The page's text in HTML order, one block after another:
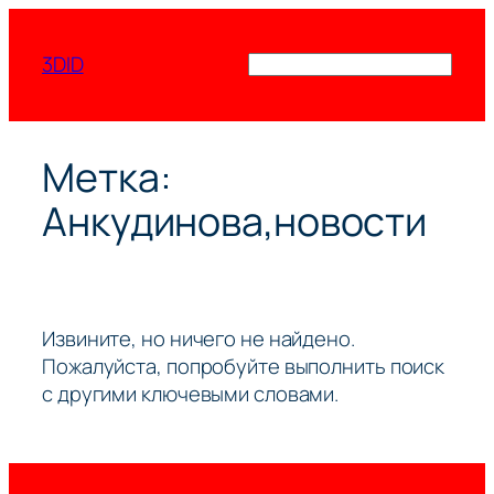
содержимому
3DID
Метка:
Анкудинова,новости
Извините, но ничего не найдено.
Пожалуйста, попробуйте выполнить поиск
с другими ключевыми словами.